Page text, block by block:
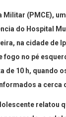
Militar (PMCE),
do Hospital
na cidade de
fogo no pé
de 10 h, quando
a cerca
relatou